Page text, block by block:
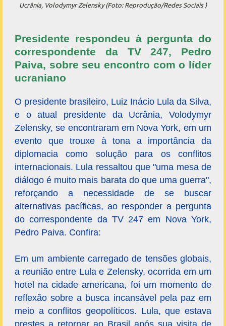
Ucrânia, Volodymyr Zelensky (Foto: Reprodução/Redes Sociais )
Presidente respondeu à pergunta do
correspondente da TV 247, Pedro
Paiva, sobre seu encontro com o líder
ucraniano
O presidente brasileiro, Luiz Inácio Lula da Silva,
e o atual presidente da Ucrânia, Volodymyr
Zelensky, se encontraram em Nova York, em um
evento que trouxe à tona a importância da
diplomacia como solução para os conflitos
internacionais. Lula ressaltou que "uma mesa de
diálogo é muito mais barata do que uma guerra",
reforçando a necessidade de se buscar
alternativas pacíficas, ao responder a pergunta
do correspondente da TV 247 em Nova York,
Pedro Paiva. Confira:
Em um ambiente carregado de tensões globais,
a reunião entre Lula e Zelensky, ocorrida em um
hotel na cidade americana, foi um momento de
reflexão sobre a busca incansável pela paz em
meio a conflitos geopolíticos. Lula, que estava